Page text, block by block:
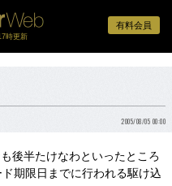
有料会員
時更新
2005/08/05 00:00
後半たけなわといったところ
期限日までに行われる駆け込